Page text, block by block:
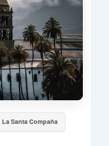
Santa Compaña